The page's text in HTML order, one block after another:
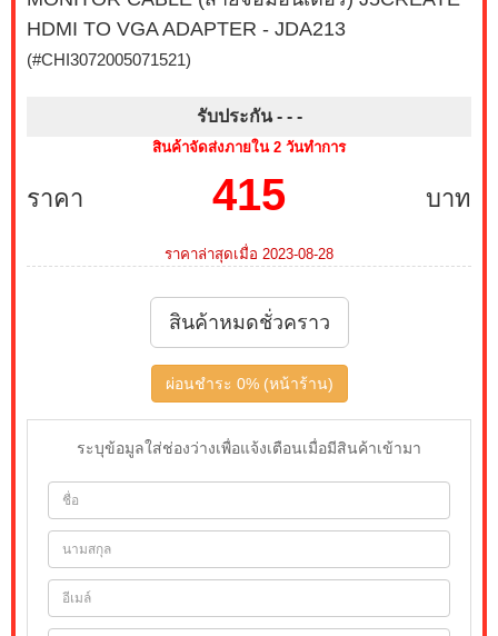
HDMI TO VGA ADAPTER - JDA213
(#CHI3072005071521)
รับประกัน - - -
สินค้าจัดส่งภายใน 2 วันทำการ
ราคา บาท
415
ราคาล่าสุดเมื่อ 2023-08-28
สินค้าหมดชั่วคราว
ผ่อนชำระ 0% (หน้าร้าน)
ระบุข้อมูลใส่ช่องว่างเพื่อแจ้งเตือนเมื่อมีสินค้าเข้ามา